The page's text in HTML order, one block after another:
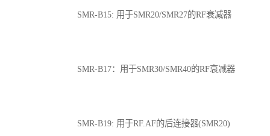
SMR-B15: 用于SMR20/SMR27的RF衰减器
SMR-B17：用于SMR30/SMR40的RF衰减器
SMR-B19: 用于RF.AF的后连接器(SMR20)